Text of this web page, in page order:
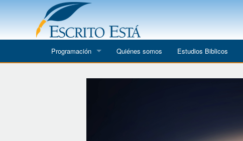
Programación Quiénes somos Estudios Biblicos